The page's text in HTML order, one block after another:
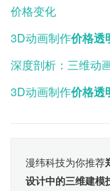
价格变化
3D动画制作价格透
深度剖析：三维动
3D动画制作价格透
漫纬科技为你推荐
设计中的三维建模